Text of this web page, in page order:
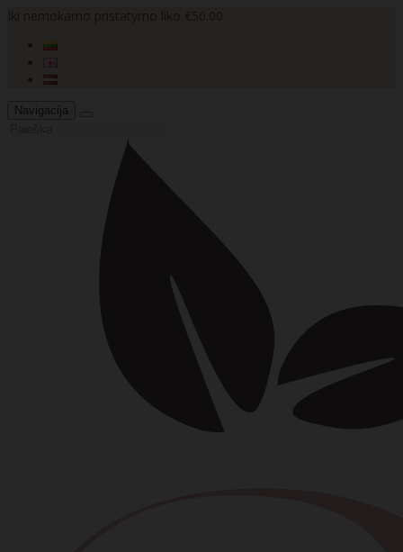
Navigacija